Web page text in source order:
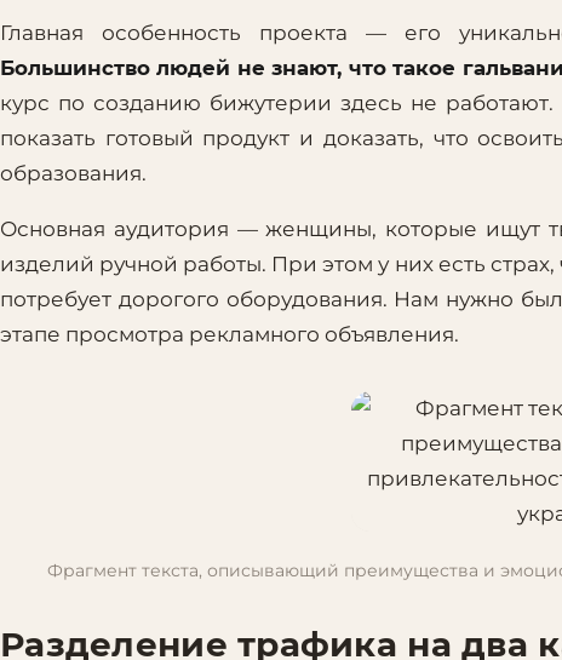
Главная особенность проекта — его
Большинство людей не знают, что такое
курс по созданию бижутерии здесь не
показать готовый продукт и доказать, что
образования.
Основная аудитория — женщины, которые ищут
изделий ручной работы. При этом у них есть
потребует дорогого оборудования. Нам нужно
этапе просмотра рекламного объявления.
Фрагмент текста, описывающий преимущества и
Разделение трафика на два